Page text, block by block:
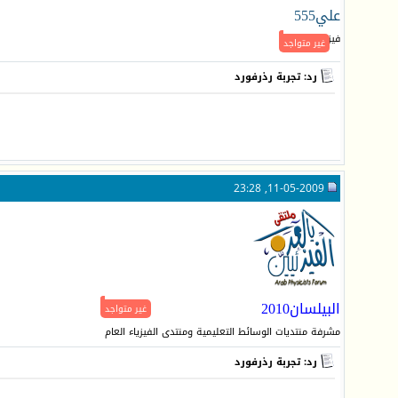
علي555
غير متواجد
فيزيائي فعال
رد: تجربة رذرفورد
البيلسان2010 غير متواجد
مشرفة منتديات الوسائط التعليمية ومنتدى الفيزياء العام
رد: تجربة رذرفورد